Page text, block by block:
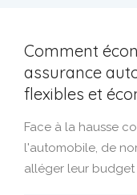
Comment
assurance
flexibles et
Face à la hausse
l'automobile, de
alléger leur budget